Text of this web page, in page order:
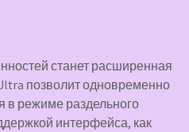
станет расширенная
позволит одновременно
в режиме раздельного
интерфейса, как